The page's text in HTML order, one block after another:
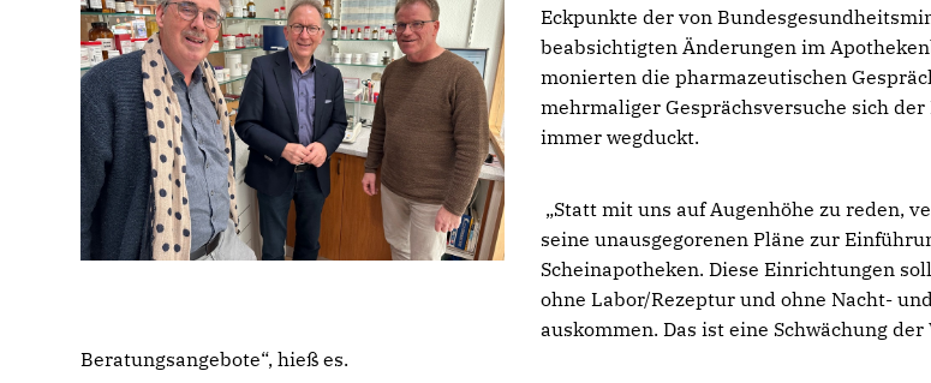
Eckpunkte der von
beabsichtigten Änderungen im
monierten die pharmazeutischen
mehrmaliger Gesprächsversuche sich
immer wegduckt.
Statt mit uns auf Augenhöhe zu reden,
seine unausgegorenen Pläne zur
Scheinapotheken. Diese Einrichtungen
ohne Labor/Rezeptur und ohne Nacht-
auskommen. Das ist eine Schwächung
Beratungsangebote“, hieß es.